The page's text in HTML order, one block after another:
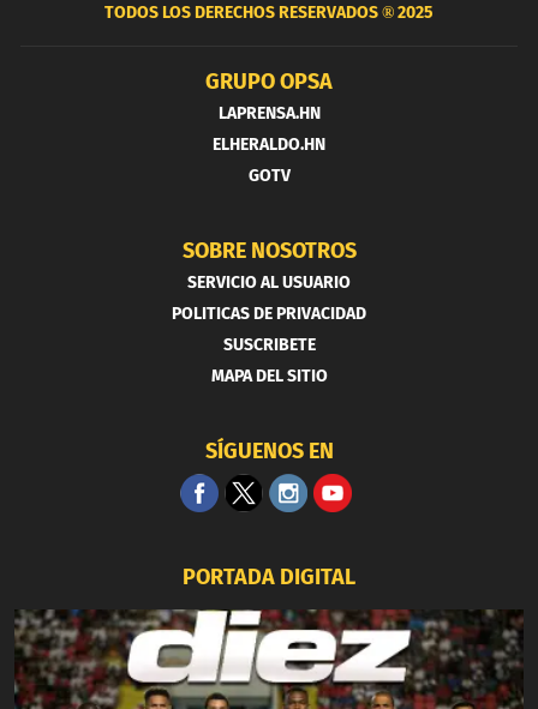
TODOS LOS DERECHOS RESERVADOS ®2025
GRUPO OPSA
LAPRENSA.HN
ELHERALDO.HN
GOTV
SOBRE NOSOTROS
SERVICIO AL USUARIO
POLITICAS DE PRIVACIDAD
SUSCRIBETE
MAPA DEL SITIO
SÍGUENOS EN
PORTADA DIGITAL